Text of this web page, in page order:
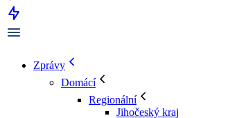
Zprávy
Domácí
Regionální
Jihočeský kraj